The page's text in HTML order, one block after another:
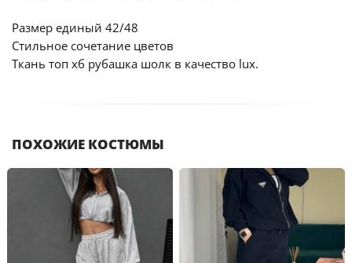
Размер единый 42/48
Стильное сочетание цветов
Ткань топ хб рубашка шолк в качество lux.
ПОХОЖИЕ КОСТЮМЫ